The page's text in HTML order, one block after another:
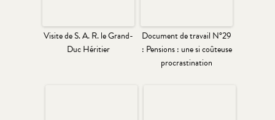
Visite de S. A. R. le Grand-
Duc Héritier
Document de travail N°29
: Pensions : une si coûteuse
procrastination